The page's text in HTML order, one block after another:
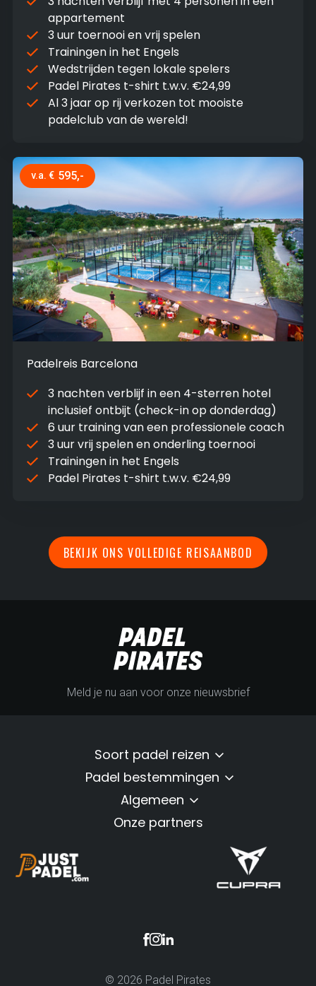
appartement
3 uur toernooi en vrij spelen
Trainingen in het Engels
Wedstrijden tegen lokale spelers
Padel Pirates t-shirt t.w.v. €24,99
Al 3 jaar op rij verkozen tot mooiste
padelclub van de wereld!
v.a. € 595,-
Padelreis Barcelona
3 nachten verblijf in een 4-sterren hotel
inclusief ontbijt (check-in op donderdag)
6 uur training van een professionele coach
3 uur vrij spelen en onderling toernooi
Trainingen in het Engels
Padel Pirates t-shirt t.w.v. €24,99
BEKIJK ONS VOLLEDIGE REISAANBOD
Meld je nu aan voor onze nieuwsbrief
Soort padel reizen
Padel bestemmingen
Algemeen
Onze partners
© 2026 Padel Pirates